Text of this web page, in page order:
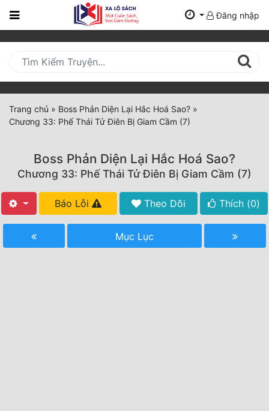
Trang
Mới
Cập
Nhật
(current)
Thể Loại
Tất Cả
Hoàn Thành
Đăng nhập
Trang chủ » Boss Phản Diện Lại Hắc Hoá Sao? »
Chương 33: Phế Thái Tử Điên Bị Giam Cầm (7)
Boss Phản Diện Lại Hắc Hoá Sao?
Chương 33: Phế Thái Tử Điên Bị Giam Cầm (7)
Báo Lỗi Theo Dõi Thích (0)
Mục Lục